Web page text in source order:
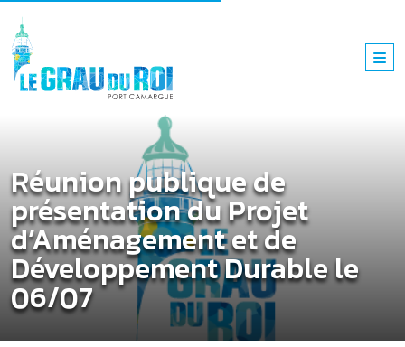
Réunion publique de
présentation du Projet
d’Aménagement et de
Développement Durable le
06/07